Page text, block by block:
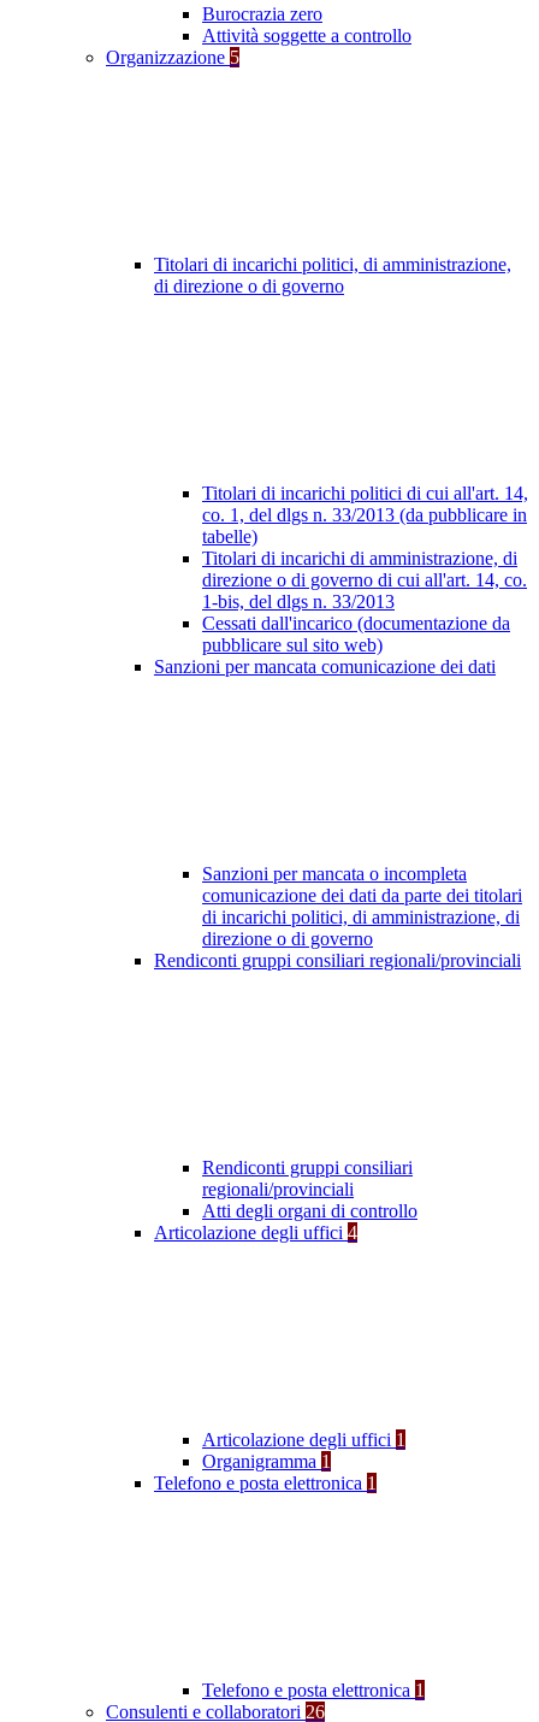
Burocrazia zero
Attività soggette a controllo
Organizzazione 5
Titolari di incarichi politici, di amministrazione,
di direzione o di governo
Titolari di incarichi politici di cui all'art. 14,
co. 1, del dlgs n. 33/2013 (da pubblicare in
tabelle)
Titolari di incarichi di amministrazione, di
direzione o di governo di cui all'art. 14, co.
1-bis, del dlgs n. 33/2013
Cessati dall'incarico (documentazione da
pubblicare sul sito web)
Sanzioni per mancata comunicazione dei dati
Sanzioni per mancata o incompleta
comunicazione dei dati da parte dei titolari
di incarichi politici, di amministrazione, di
direzione o di governo
Rendiconti gruppi consiliari regionali/provinciali
Rendiconti gruppi consiliari
regionali/provinciali
Atti degli organi di controllo
Articolazione degli uffici 4
Articolazione degli uffici 1
Organigramma 1
Telefono e posta elettronica 1
Telefono e posta elettronica 1
Consulenti e collaboratori 26